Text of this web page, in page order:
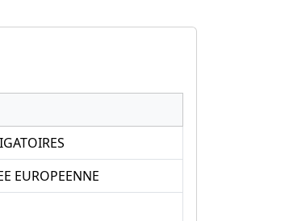
EUROPEENNE